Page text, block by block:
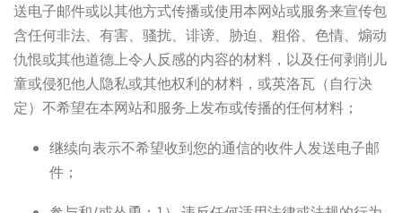
送电子邮件或以其他方式传播或使用本网站或服务来宣传包
含任何非法、有害、骚扰、诽谤、胁迫、粗俗、色情、煽动
仇恨或其他道德上令人反感的内容的材料，以及任何剥削儿
童或侵犯他人隐私或其他权利的材料，或英洛瓦（自行决
定）不希望在本网站和服务上发布或传播的任何材料；
继续向表示不希望收到您的通信的收件人发送电子邮
件；